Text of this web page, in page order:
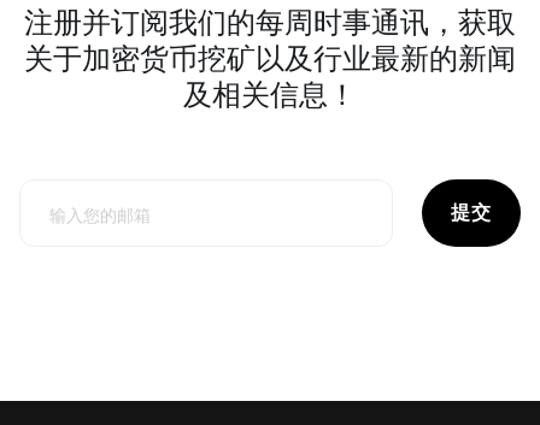
注册并订阅我们的每周时事通讯，获取
关于加密货币挖矿以及行业最新的新闻
及相关信息！
提交